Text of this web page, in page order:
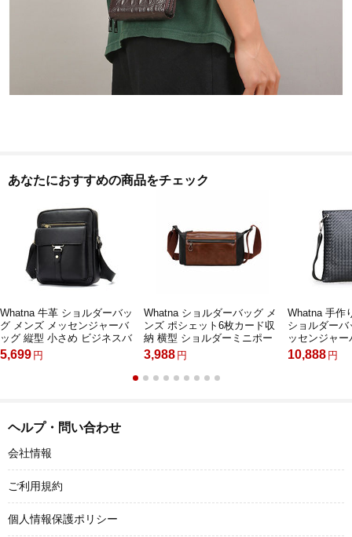
あなたにおすすめの商品をチェック
Whatna 牛革 ショルダーバッ
グ メンズ メッセンジャーバ
ッグ 縦型 小さめ ビジネスバ
ッグ 9.7インチipad収納可 本
革 通勤 通学 斜めがけバッグ
オシャレ な シンプル な 軽量
5,699 円
Whatna ショルダーバッグ メ
ンズ ポシェット6枚カード収
納 横型 ショルダーミニポー
チ 革 軽量 小型 小さめメッセ
ンジャーバッグ斜め掛け 肩掛
け ビジネス 通学 通勤鞄 軽量
3,988 円
Whatna 手作
ショルダー
ッセンジャ
A4 12インチ
ー ビジネス
10,888 円
ヘルプ・問い合わせ
会社情報
ご利用規約
個人情報保護ポリシー